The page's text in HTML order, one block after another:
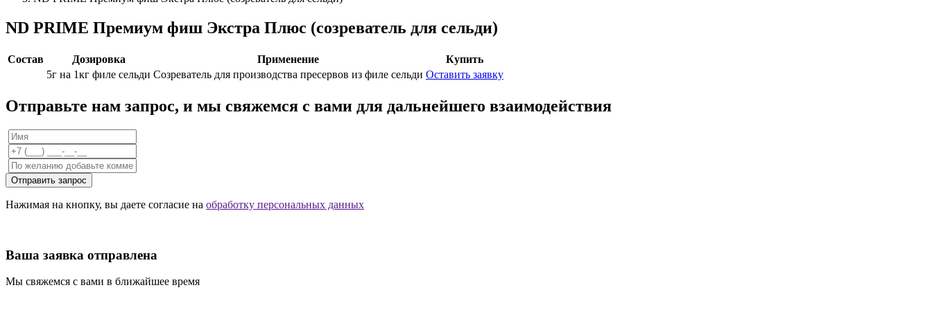
ND PRIME Премиум фиш Экстра Плюс (созреватель для сельди)
Состав Дозировка Применение
Купить
5г на 1кг филе сельди Созреватель для производства пресервов из филе сельди Оставить заявку
Отправьте нам запрос, и мы свяжемся с вами для дальнейшего взаимодействия
Отправить запрос
Нажимая на кнопку, вы даете согласие на обработку персональных данных
Ваша заявка отправлена
Мы свяжемся с вами в ближайшее время